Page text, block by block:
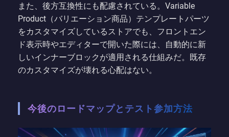
また、後方互換性にも配慮されている。Variable
Product（バリエーション商品）テンプレートパーツ
をカスタマイズしているストアでも、フロントエン
ド表示時やエディターで開いた際には、自動的に新
しいインナーブロックが適用される仕組みだ。既存
のカスタマイズが壊れる心配はない。
今後のロードマップとテスト参加方法